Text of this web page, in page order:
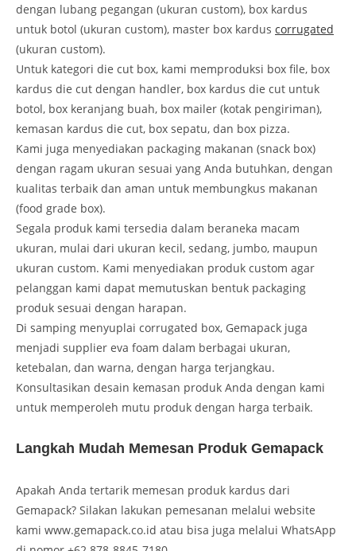
dengan lubang pegangan (ukuran custom), box kardus
untuk botol (ukuran custom), master box kardus corrugated
(ukuran custom).
Untuk kategori die cut box, kami memproduksi box file, box
kardus die cut dengan handler, box kardus die cut untuk
botol, box keranjang buah, box mailer (kotak pengiriman),
kemasan kardus die cut, box sepatu, dan box pizza.
Kami juga menyediakan packaging makanan (snack box)
dengan ragam ukuran sesuai yang Anda butuhkan, dengan
kualitas terbaik dan aman untuk membungkus makanan
(food grade box).
Segala produk kami tersedia dalam beraneka macam
ukuran, mulai dari ukuran kecil, sedang, jumbo, maupun
ukuran custom. Kami menyediakan produk custom agar
pelanggan kami dapat memutuskan bentuk packaging
produk sesuai dengan harapan.
Di samping menyuplai corrugated box, Gemapack juga
menjadi supplier eva foam dalam berbagai ukuran,
ketebalan, dan warna, dengan harga terjangkau.
Konsultasikan desain kemasan produk Anda dengan kami
untuk memperoleh mutu produk dengan harga terbaik.
Langkah Mudah Memesan Produk Gemapack
Apakah Anda tertarik memesan produk kardus dari
Gemapack? Silakan lakukan pemesanan melalui website
kami www.gemapack.co.id atau bisa juga melalui WhatsApp